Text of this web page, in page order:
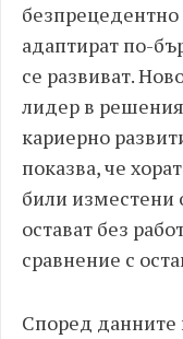
безпрецедентно
адаптират по-
се развиват.
лидер в
кариерно
показва, че
били изместени
остават без
сравнение с
Според данните